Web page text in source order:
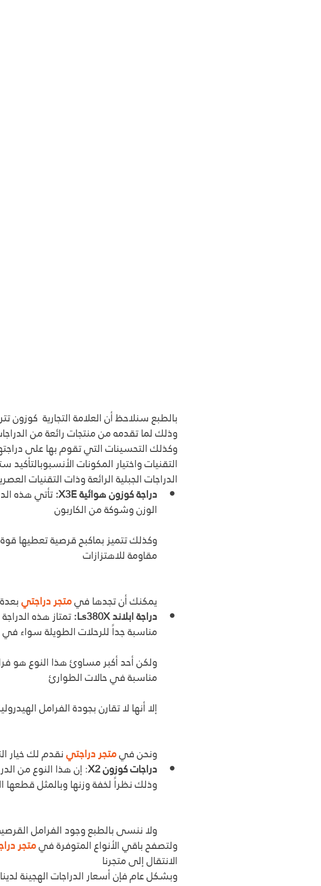
بالطبع سنلاحظ أن العلامة التجارية
وذلك لما تقدمه من منتجات رائعة من
وكذلك التحسينات التي تقوم بها على
التقنيات واختيار المكونات
الدراجات الجبلية الرائعة وذات التقنيات
دراجة كوزون هوائية X3E: تأتي هذه
الوزن وشوكة من الكاربون
وكذلك تتميز بماكبح قرصية تعطيها
مقاومة للاهتزازات
يمكنك أن تجدها في متجر دراجتي
دراجة ابلاند Ls380X: تمتاز هذه
مناسبة جداً للرحلات الطويلة سواء في
ولكن أحد أكبر مساوئ هذا النوع هو
مناسبة في حالات الطوارئ
إلا أنها لا تقارن بجودة الفرامل
ونحن في متجر دراجتي نقدم لك خيار
دراجات كوزون X2 : إن هذا النوع من
وذلك نظراً لخفة وزنها وبالمثل قطعها
ولا ننسى بالطبع وجود الفرامل
ولتصفح باقي الأنواع المتوفرة في متجر
الانتقال إلى متجرنا
وبشكل عام فإن أسعار الدراجات الهجينة لدينا يتراوح بين 1900